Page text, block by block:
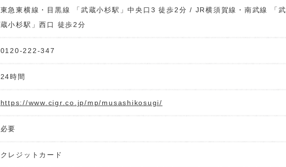
東急東横線・目黒線 「武蔵小杉駅」中央口3 徒歩2分 / JR横須賀線・南武線 「武
蔵小杉駅」⻄口 徒歩2分
0120-222-347
24時間
https://www.cigr.co.jp/mp/musashikosugi/
必要
クレジットカード